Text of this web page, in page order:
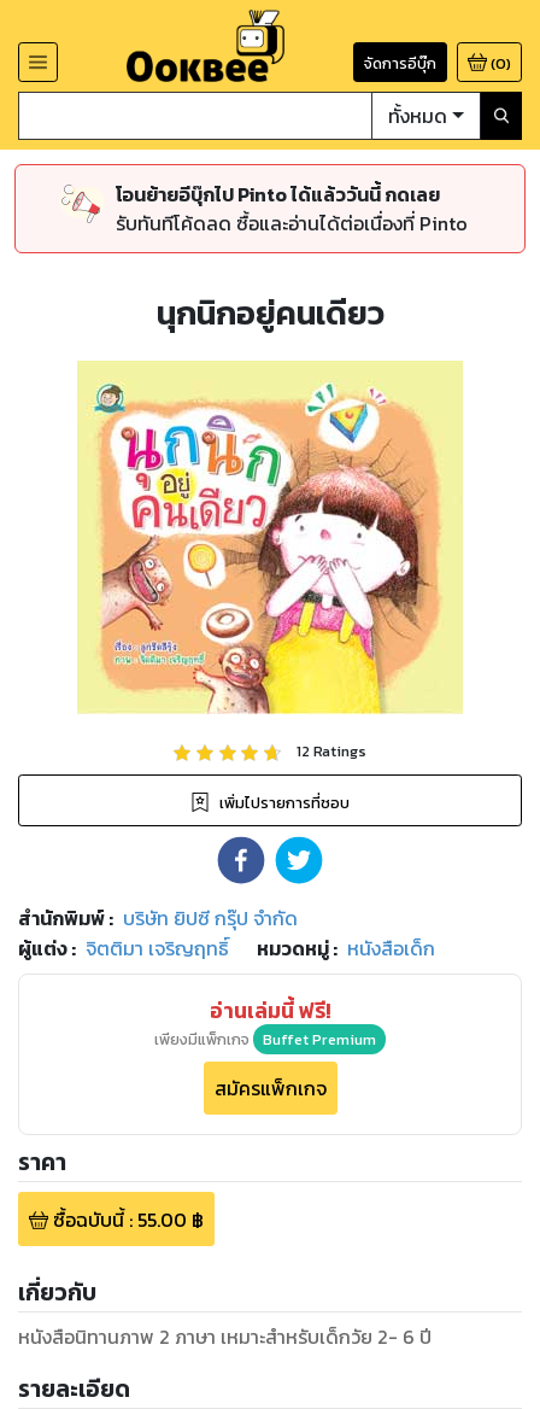
จัดการอีบุ๊ก (0)
ทั้งหมด
โอนย้ายอีบุ๊กไป Pinto ได้แล้ววันนี้ กดเลย
รับทันทีโค้ดลด ซื้อและอ่านได้ต่อเนื่องที่ Pinto
นุกนิกอยู่คนเดียว
12Ratings
เพิ่มไปรายการที่ชอบ
สำนักพิมพ์: บริษัท ยิปซี กรุ๊ป จำกัด
ผู้แต่ง : จิตติมา เจริญฤทธิ์ หมวดหมู่: หนังสือเด็ก
อ่านเล่มนี้ ฟรี!
เพียงมีแพ็กเกจ Buffet Premium
สมัครแพ็กเกจ
ราคา
ซื้อฉบับนี้: 55.00 ฿
เกี่ยวกับ
หนังสือนิทานภาพ 2 ภาษา เหมาะสำหรับเด็กวัย 2- 6 ปี
รายละเอียด